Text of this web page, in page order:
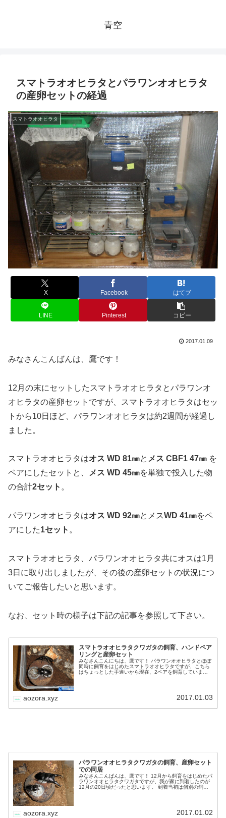
青空
スマトラオオヒラタとパラワンオオヒラタ
の産卵セットの経過
スマトラオオヒラタ
X Facebook はてブ
LINE Pinterest コピー
2017.01.09
みなさんこんばんは、鷹です！
12月の末にセットしたスマトラオオヒラタとパラワンオ
オヒラタの産卵セットですが、スマトラオオヒラタはセッ
トから10日ほど、パラワンオオヒラタは約2週間が経過し
ました。
スマトラオオヒラタはオス WD 81㎜と メス CBF1 47㎜ を
ペアにしたセットと、
メス WD 45㎜を単独で投入した物
の合計2セット 。
パラワンオオヒラタはオス WD 92㎜とメスWD 41㎜をペ
アにした1セット 。
スマトラオオヒラタ、パラワンオオヒラタ共にオスは1月
3日に取り出しましたが、その後の産卵セットの状況につ
いてご報告したいと思います。
なお、セット時の様子は下記の記事を参照して下さい。
スマトラオオヒラタクワガタの飼育、ハンドペア
リングと産卵セット
みなさんこんにちは、鷹です！ パラワンオオヒラタとほぼ
同時に飼育をはじめたスマトラオオヒラタですが、こちら
はちょっとした手違いから現在、2ペアを飼育していま
aozora.xyz 2017.01.03
パラワンオオヒラタクワガタの飼育、産卵セット
での同居
みなさんこんばんは、鷹です！ 12月から飼育をはじめたパ
ラワンオオヒラタクワガタですが、我が家に到着したのが
12月の20日頃だったと思います。 到着当初は個別の飼育
aozora.xyz 2017.01.02